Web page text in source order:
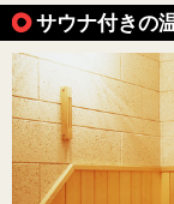
サウナ付きの